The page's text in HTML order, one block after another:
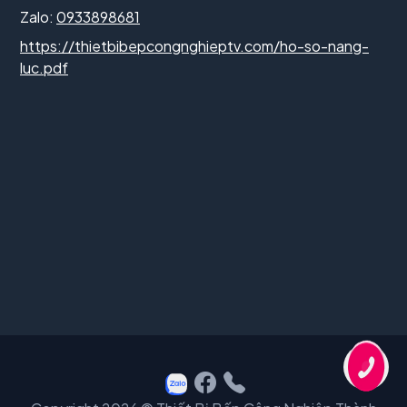
Zalo: 0933898681
https://thietbibepcongnghieptv.com/ho-so-nang-
luc.pdf